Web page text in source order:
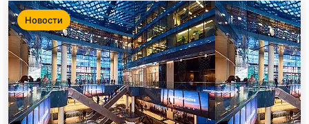
Новости